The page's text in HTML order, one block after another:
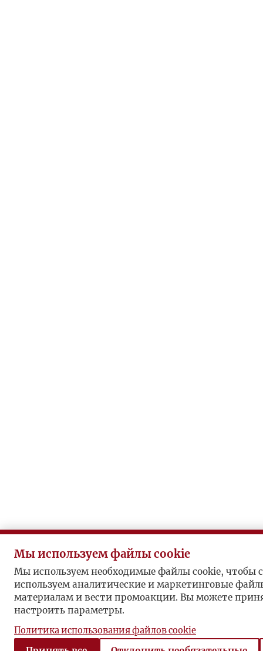
Мы используем файлы cookie
Мы используем необходимые файлы cookie, чтобы
используем аналитические и маркетинговые
материалам и вести промоакции. Вы можете
настроить параметры.
Политика использования файлов cookie